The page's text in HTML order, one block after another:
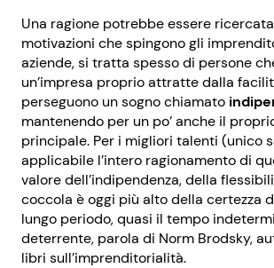
Una ragione potrebbe essere
motivazioni che spingono gli
aziende, si tratta spesso di persone
un’impresa proprio attratte dalla
perseguono un sogno chiamato
mantenendo per un po’ anche il
principale. Per i migliori talenti (unico
applicabile l’intero ragionamento di
valore dell’indipendenza, della
coccola è oggi più alto della certezza
lungo periodo, quasi il tempo
deterrente, parola di Norm Brodsky,
libri sull’imprenditorialità.